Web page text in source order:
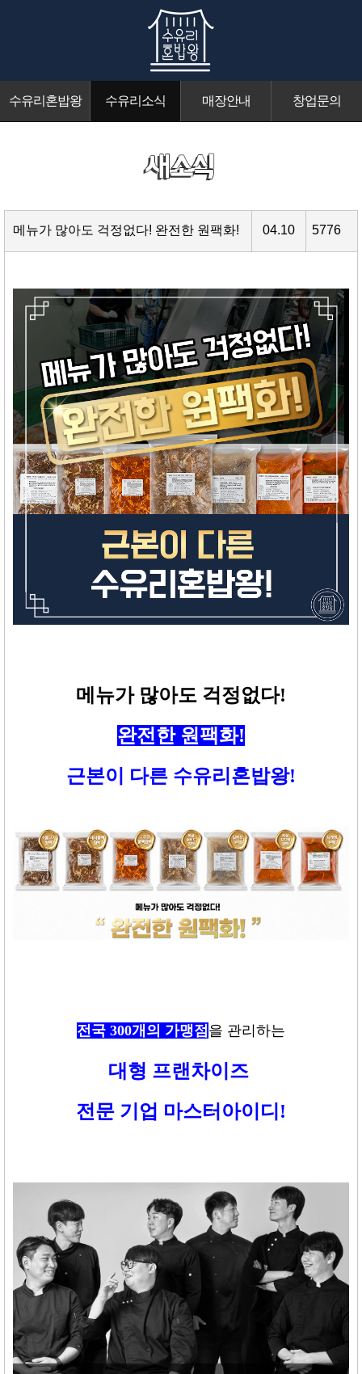
수유리혼밥왕 수유리소식 매장안내 창업문의
메뉴가 많아도 걱정없다! 완전한 원팩화! 04.10 5776
메뉴가 많아도 걱정없다!
완전한 원팩화!
근본이 다른 수유리혼밥왕!
전국 300개의 가맹점 을 관리하는
대형 프랜차이즈
전문 기업 마스터아이디 !